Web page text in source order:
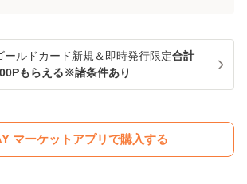
ールドカード新規＆即時発行限定合計
もらえる※諸条件あり
マーケットアプリで購入する